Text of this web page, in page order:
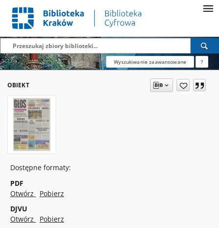
Wyszukiwanie zaawansowane ?
OBIEKT
Dostępne formaty:
PDF
Otwórz
Pobierz
DJVU
Otwórz
Pobierz